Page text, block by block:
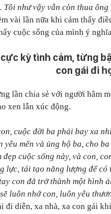
Tôi như vậy vẫn còn thua
vài lần nữa khi cảm thấy
cuộc sống của mình ý
cực kỳ tình cảm, từng
con gái đi
lần chia sẻ với người hâm
xen lẫn xúc động.
cuộc đời ba phải bay xa
yêu mến và ủng hộ ba, cho
đẹp cuộc sống này, và con,
lực, tái tạo năng lượng để
con đã trở thành một hình
luôn nhớ con, luôn yêu
đi diễn, xa nhà, xa con gái